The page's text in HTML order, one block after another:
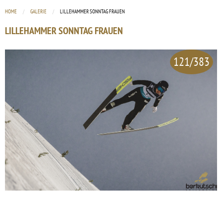
HOME GALERIE CURRENT:
LILLEHAMMER SONNTAG FRAUEN
LILLEHAMMER SONNTAG FRAUEN
121/383